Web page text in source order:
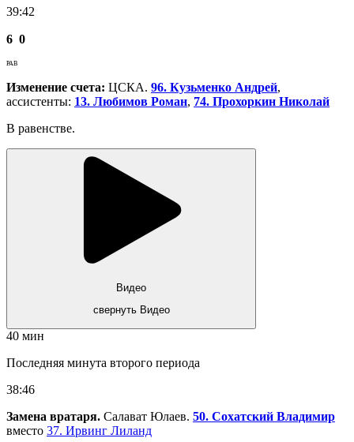
39:42
6 0
РАВ
Изменение счета: ЦСКА. 96. Кузьменко Андрей,
ассистенты: 13. Любимов Роман, 74. Прохоркин Николай
В равенстве.
Видео
свернуть Видео
40 мин
Последняя минута второго периода
38:46
Замена вратаря. Салават Юлаев. 50. Сохатский Владимир
вместо 37. Ирвинг Лиланд